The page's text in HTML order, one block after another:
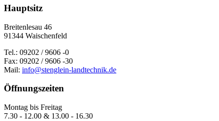
Hauptsitz
Breitenlesau 46
91344 Waischenfeld
Tel.: 09202 / 9606 -0
Fax: 09202 / 9606 -30
Mail: info@stenglein-landtechnik.de
Öffnungszeiten
Montag bis Freitag
7.30 - 12.00 & 13.00 - 16.30